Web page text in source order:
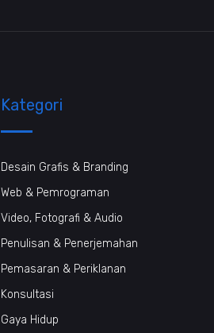
Kategori
Desain Grafis & Branding
Web & Pemrograman
Video, Fotografi & Audio
Penulisan & Penerjemahan
Pemasaran & Periklanan
Konsultasi
Gaya Hidup